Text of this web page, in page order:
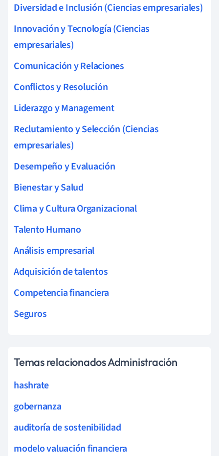
Diversidad e Inclusión (Ciencias empresariales)
Innovación y Tecnología (Ciencias
empresariales)
Comunicación y Relaciones
Conflictos y Resolución
Liderazgo y Management
Reclutamiento y Selección (Ciencias
empresariales)
Desempeño y Evaluación
Bienestar y Salud
Clima y Cultura Organizacional
Talento Humano
Análisis empresarial
Adquisición de talentos
Competencia financiera
Seguros
Temas relacionados Administración
hashrate
gobernanza
auditoría de sostenibilidad
modelo valuación financiera